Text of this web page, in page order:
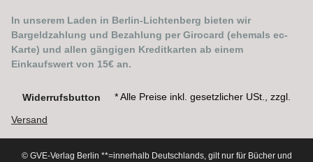
In unserem Laden in Berlin-Lichtenberg bieten wir
Bargeldzahlung und Bezahlung per Girocard (ehemals ec-
Karte) und allen gängigen Kreditkarten ab einem
Einkaufswert von 15€ an.
Widerrufsbutton * Alle Preise inkl. gesetzlicher USt., zzgl.
Versand
© GVE-Verlag Berlin **=innerhalb Deutschlands, gilt nur für Bücher und